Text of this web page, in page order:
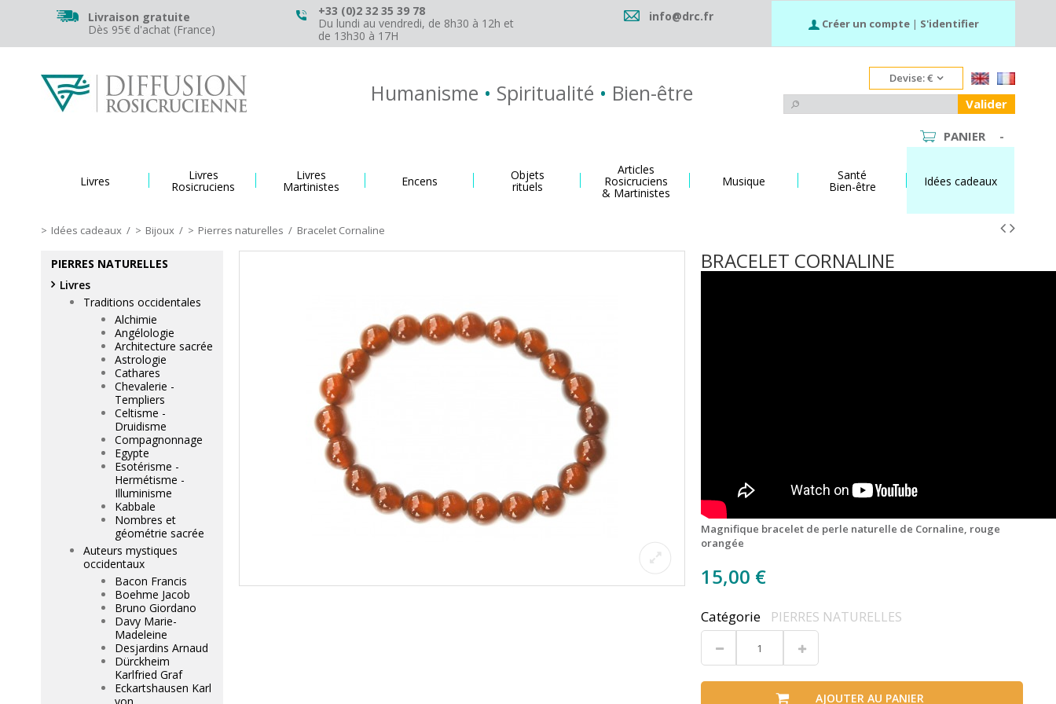
Livraison gratuite
Dès 95€ d'achat (France)
+33 (0)2 32 35 39 78
Du lundi au vendredi, de 8h30 à 12h et
de 13h30 à 17H
info@drc.fr Créer un compte | S'identifier
Humanisme • Spiritualité • Bien-être
Devise:€
Valider
PANIER -
Livres Livres
Rosicruciens
Livres
Martinistes Encens Objets
rituels
Articles
Rosicruciens
& Martinistes
Musique Santé
Bien-être Idées cadeaux
Idées cadeaux / Bijoux / Pierres naturelles / Bracelet Cornaline
BRACELET CORNALINE
Magnifique bracelet de perle naturelle de Cornaline, rouge
orangée
15,00 €
Catégorie PIERRES NATURELLES
AJOUTER AU PANIER
PIERRES NATURELLES
Livres
Traditions occidentales
Alchimie
Angélologie
Architecture sacrée
Astrologie
Cathares
Chevalerie -
Templiers
Celtisme -
Druidisme
Compagnonnage
Egypte
Esotérisme -
Hermétisme -
Illuminisme
Kabbale
Nombres et
géométrie sacrée
Auteurs mystiques
occidentaux
Bacon Francis
Boehme Jacob
Bruno Giordano
Davy Marie-
Madeleine
Desjardins Arnaud
Dürckheim
Karlfried Graf
Eckartshausen Karl